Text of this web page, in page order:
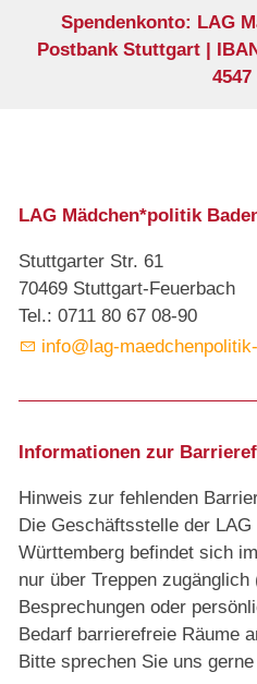
Spendenkonto: LAG
Postbank Stuttgart |
4547
LAG Mädchen*politik
Stuttgarter Str. 61
70469 Stuttgart-Feuerbach
Tel.: 0711 80 67 08-90
info@lag-
Informationen zur
Hinweis zur fehlenden
Die Geschäftsstelle der
Württemberg befindet sich
nur über Treppen
Besprechungen oder
Bedarf barrierefreie Räume
Bitte sprechen Sie uns gerne